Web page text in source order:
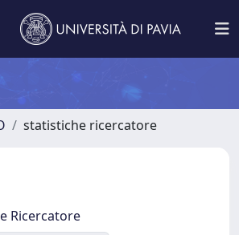
statistiche ricercatore
Ricercatore